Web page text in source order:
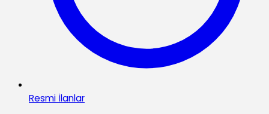
Resmi İlanlar